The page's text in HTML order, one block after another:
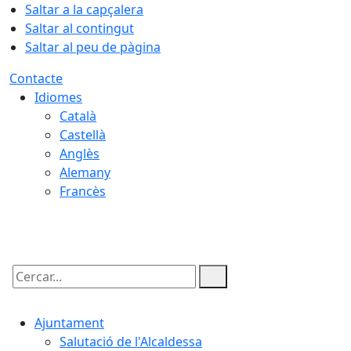
Saltar a la capçalera
Saltar al contingut
Saltar al peu de pàgina
Contacte
Idiomes
Català
Castellà
Anglès
Alemany
Francès
Cercar:
Ajuntament
Salutació de l'Alcaldessa